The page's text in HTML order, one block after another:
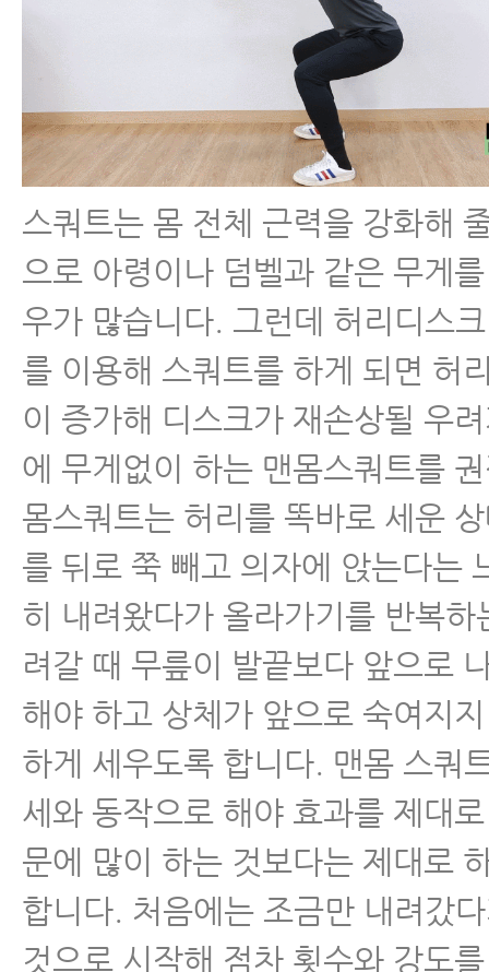
스쿼트는 몸 전체 근력을 강화해
으로 아령이나 덤벨과 같은 무게
우가 많습니다. 그런데 허리디스
를 이용해 스쿼트를 하게 되면 허
이 증가해 디스크가 재손상될 우
에 무게없이 하는 맨몸스쿼트를
몸스쿼트는 허리를 똑바로 세운
를 뒤로 쭉 빼고 의자에 앉는다는
히 내려왔다가 올라가기를 반복하
려갈 때 무릎이 발끝보다 앞으로
해야 하고 상체가 앞으로 숙여지
하게 세우도록 합니다. 맨몸 스쿼
세와 동작으로 해야 효과를 제대
문에 많이 하는 것보다는 제대로
합니다. 처음에는 조금만 내려갔
것으로 시작해 점차 횟수와 강도